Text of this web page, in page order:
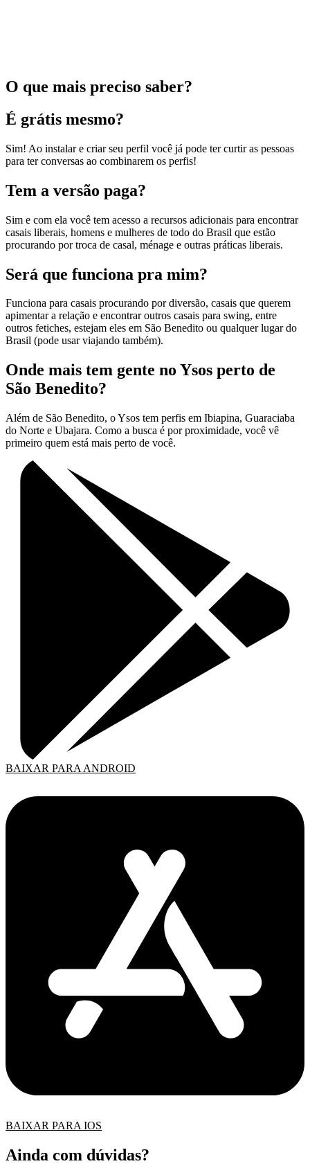
O que mais preciso saber?
É grátis mesmo?
Sim! Ao instalar e criar seu perfil você já pode ter curtir as pessoas
para ter conversas ao combinarem os perfis!
Tem a versão paga?
Sim e com ela você tem acesso a recursos adicionais para encontrar
casais liberais, homens e mulheres de todo do Brasil que estão
procurando por troca de casal, ménage e outras práticas liberais.
Será que funciona pra mim?
Funciona para casais procurando por diversão, casais que querem
apimentar a relação e encontrar outros casais para swing, entre
outros fetiches, estejam eles em São Benedito ou qualquer lugar do
Brasil (pode usar viajando também).
Onde mais tem gente no Ysos perto de
São Benedito?
Além de São Benedito, o Ysos tem perfis em Ibiapina, Guaraciaba
do Norte e Ubajara. Como a busca é por proximidade, você vê
primeiro quem está mais perto de você.
BAIXAR PARA ANDROID
BAIXAR PARA IOS
Ainda com dúvidas?